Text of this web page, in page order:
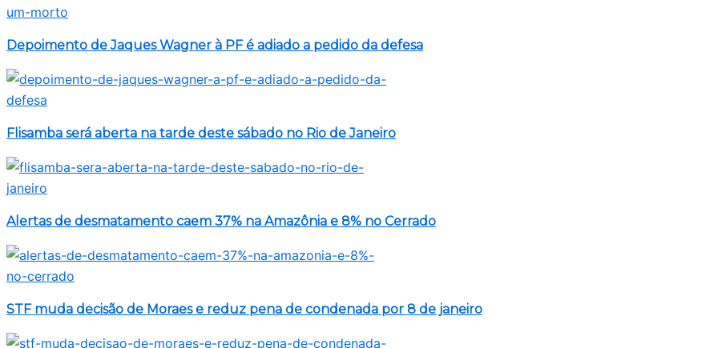
Depoimento de Jaques Wagner à PF é adiado a pedido da defesa
Flisamba será aberta na tarde deste sábado no Rio de Janeiro
Alertas de desmatamento caem 37% na Amazônia e 8% no Cerrado
STF muda decisão de Moraes e reduz pena de condenada por 8 de janeiro